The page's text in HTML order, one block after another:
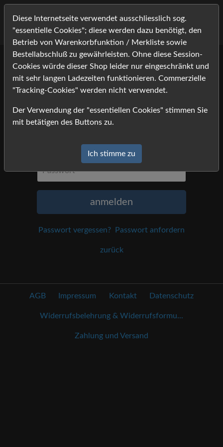
Anmeldung
und Passwort ein, und klicken Sie auf
»anmelden«.
Passwort
anmelden
Passwort vergessen? Passwort anfordern
zurück
Diese Internetseite verwendet ausschliesslich sog.
"essentielle Cookies"; diese werden dazu benötigt, den
Betrieb von Warenkorbfunktion / Merkliste sowie
Bestellabschluß zu gewährleisten. Ohne diese Session-
Cookies würde dieser Shop leider nur eingeschränkt und
mit sehr langen Ladezeiten funktionieren. Commerzielle
"Tracking-Cookies" werden nicht verwendet.
Der Verwendung der "essentiellen Cookies" stimmen Sie
mit betätigen des Buttons zu.
Ich stimme zu
AGB Impressum Kontakt Datenschutz
Widerrufsbelehrung & Widerrufsformu...
Zahlung und Versand